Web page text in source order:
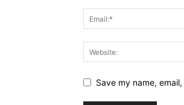
Save my name,